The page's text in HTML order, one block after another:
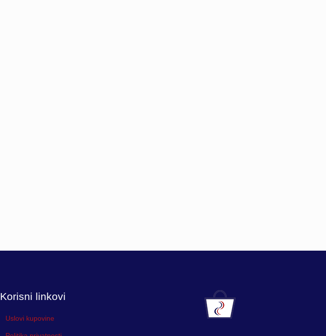
Korisni linkovi
Uslovi kupovine